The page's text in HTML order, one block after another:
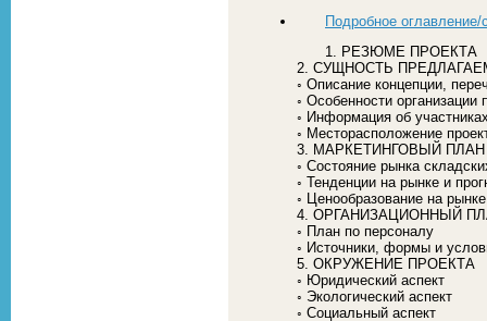
Подробное оглавление/
1. РЕЗЮМЕ ПРОЕКТА
2. СУЩНОСТЬ
◦ Описание концепции,
◦ Особенности организации
◦ Информация об
◦ Месторасположение
3. МАРКЕТИНГОВЫЙ ПЛАН
◦ Состояние рынка
◦ Тенденции на рынке и
◦ Ценообразование на
4. ОРГАНИЗАЦИОННЫЙ
◦ План по персоналу
◦ Источники, формы и
5. ОКРУЖЕНИЕ ПРОЕКТА
◦ Юридический аспект
◦ Экологический аспект
◦ Социальный аспект